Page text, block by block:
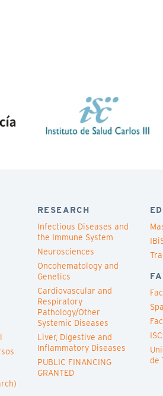
RESEARCH
Infectious Diseases and
the Immune System
Neurosciences
Oncohematology and
Genetics
Cardiovascular and
Respiratory
Pathology/Other
Systemic Diseases
Liver, Digestive and
Inflammatory Diseases
PUBLIC FINANCING
GRANTED
de